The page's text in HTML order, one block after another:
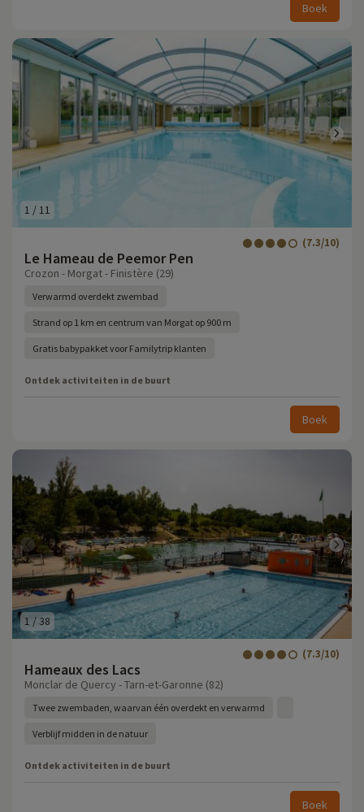
Boek
1 / 11
Le Hameau de Peemor Pen
(7.3/10)
Crozon - Morgat - Finistère (29)
Verwarmd overdekt zwembad
Strand op 1 km en centrum van Morgat op 900 m
Gratis babypakket voor Familytrip klanten
Ontdek activiteiten in de buurt
Boek
1 /38
Hameaux des Lacs
(7.3/10)
Monclar de Quercy - Tarn-et-Garonne (82)
Twee zwembaden, waarvan één overdekt en verwarmd
Verblijf midden in de natuur
Ontdek activiteiten in de buurt
Boek